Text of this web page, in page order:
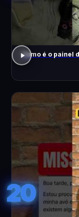
Como é o painel
20